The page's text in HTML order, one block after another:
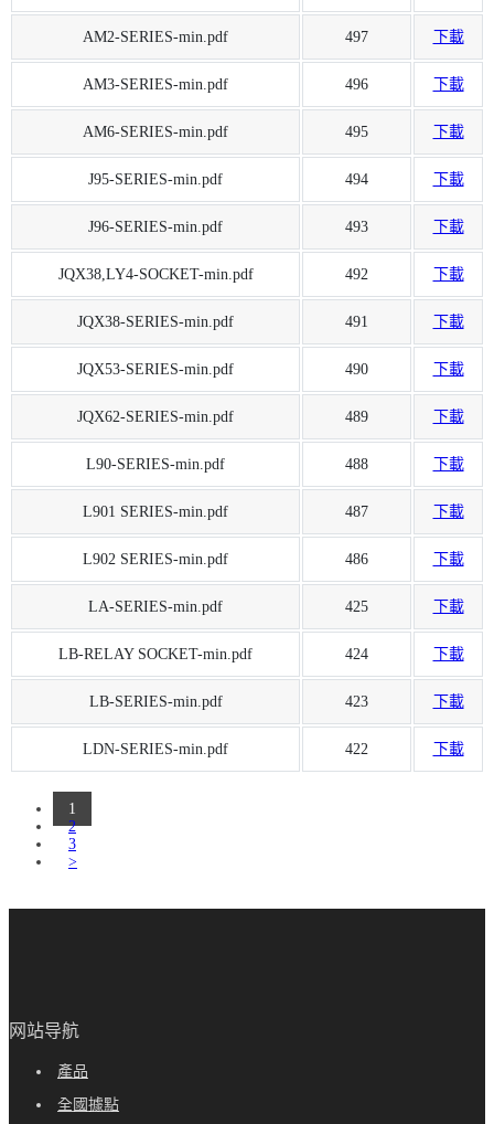
AM2-SERIES-min.pdf 497 下載
AM3-SERIES-min.pdf 496 下載
AM6-SERIES-min.pdf 495 下載
J95-SERIES-min.pdf 494 下載
J96-SERIES-min.pdf 493 下載
JQX38,LY4-SOCKET-min.pdf 492 下載
JQX38-SERIES-min.pdf 491 下載
JQX53-SERIES-min.pdf 490 下載
JQX62-SERIES-min.pdf 489 下載
L90-SERIES-min.pdf 488 下載
L901 SERIES-min.pdf 487 下載
L902 SERIES-min.pdf 486 下載
LA-SERIES-min.pdf 425 下載
LB-RELAY SOCKET-min.pdf 424 下載
LB-SERIES-min.pdf 423 下載
LDN-SERIES-min.pdf 422 下載
1
2
3
>
网站导航
產品
全國據點